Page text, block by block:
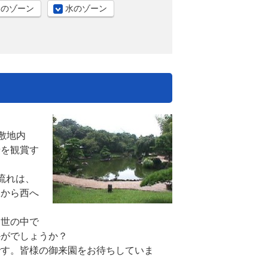
ゾーン 水のゾーン
地内
観賞す
は、
ら西へ
の中で
でしょうか？
。皆様の御来園をお待ちしていま